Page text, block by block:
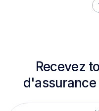
Recevez